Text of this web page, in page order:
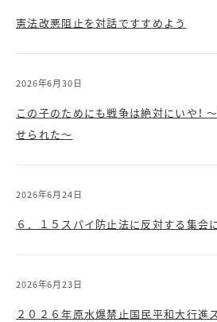
憲法改悪阻止を対話ですすめよう
2026年6月30日
この子のためにも戦争は絶対にいや！
せられた～
2026年6月24日
６．１５スパイ防止法に反対する集会
2026年6月23日
２０２６年原水爆禁止国民平和大行進